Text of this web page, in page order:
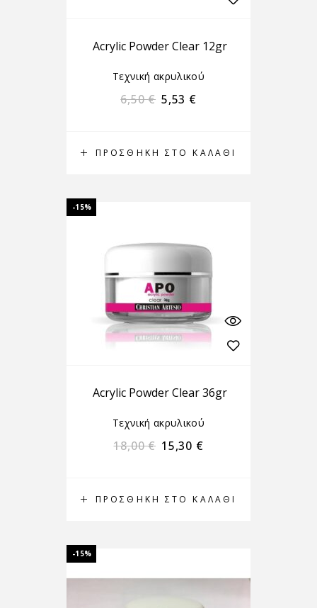
ΠΡΟΣΘΉΚΗ ΣΤΟ ΚΑΛΆΘΙ
Acrylic Powder Clear 12gr
Τεχνική ακρυλικού
6,50€ 5,53 €
-15%
ΠΡΟΣΘΉΚΗ ΣΤΟ ΚΑΛΆΘΙ
Acrylic Powder Clear 36gr
Τεχνική ακρυλικού
18,00€ 15,30 €
-15%